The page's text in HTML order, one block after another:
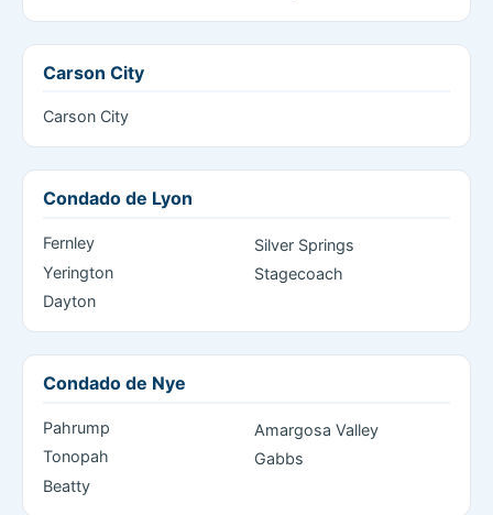
Carson City
Carson City
Condado de Lyon
Fernley
Yerington
Dayton
Silver Springs
Stagecoach
Condado de Nye
Pahrump
Tonopah
Beatty
Amargosa Valley
Gabbs